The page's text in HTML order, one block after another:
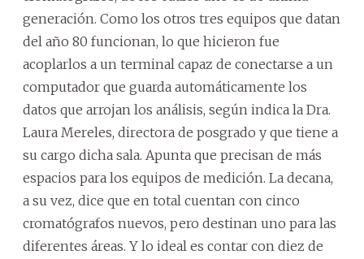
generación. Como los otros tres equipos que datan
del año 80 funcionan, lo que hicieron fue
acoplarlos a un terminal capaz de conectarse a un
computador que guarda automáticamente los
datos que arrojan los análisis, según indica la Dra.
Laura Mereles, directora de posgrado y que tiene a
su cargo dicha sala. Apunta que precisan de más
espacios para los equipos de medición. La decana,
a su vez, dice que en total cuentan con cinco
cromatógrafos nuevos, pero destinan uno para las
diferentes áreas. Y lo ideal es contar con diez de